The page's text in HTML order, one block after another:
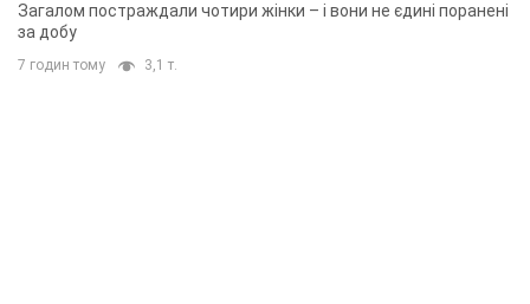
Загалом постраждали чотири жінки – і вони не єдині поранені
за добу
7 годин тому 3,1 т.